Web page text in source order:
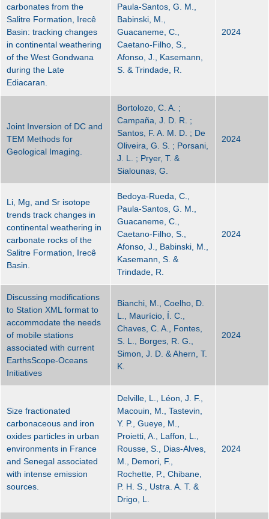
carbonates from the
Salitre Formation, Irecê
Basin: tracking changes
in continental weathering
of the West Gondwana
during the Late
Ediacaran.
Paula-Santos, G. M.,
Babinski, M.,
Guacaneme, C.,
Caetano-Filho, S.,
Afonso, J., Kasemann,
S. & Trindade, R.
2024
Joint Inversion of DC and
TEM Methods for
Geological Imaging.
Bortolozo, C. A. ;
Campaña, J. D. R. ;
Santos, F. A. M. D. ; De
Oliveira, G. S. ; Porsani,
J. L. ; Pryer, T. &
Sialounas, G.
2024
Li, Mg, and Sr isotope
trends track changes in
continental weathering in
carbonate rocks of the
Salitre Formation, Irecê
Basin.
Bedoya-Rueda, C.,
Paula-Santos, G. M.,
Guacaneme, C.,
Caetano-Filho, S.,
Afonso, J., Babinski, M.,
Kasemann, S. &
Trindade, R.
2024
Discussing modifications
to Station XML format to
accommodate the needs
of mobile stations
associated with current
EarthsScope-Oceans
Initiatives
Bianchi, M., Coelho, D.
L., Maurício, Í. C.,
Chaves, C. A., Fontes,
S. L., Borges, R. G.,
Simon, J. D. & Ahern, T.
K.
2024
Size fractionated
carbonaceous and iron
oxides particles in urban
environments in France
and Senegal associated
with intense emission
sources.
Delville, L., Léon, J. F.,
Macouin, M., Tastevin,
Y. P., Gueye, M.,
Proietti, A., Laffon, L.,
Rousse, S., Dias-Alves,
M., Demori, F.,
Rochette, P., Chibane,
P. H. S., Ustra. A. T. &
Drigo, L.
2024